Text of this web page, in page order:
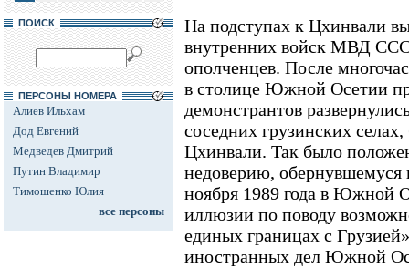
ПОИСК
ПЕРСОНЫ НОМЕРА
Алиев Ильхам
Дод Евгений
Медведев Дмитрий
Путин Владимир
Тимошенко Юлия
все персоны
На подступах к Цхинвали
внутренних войск МВД
ополченцев. После
в столице Южной Осетии
демонстрантов
соседних грузинских
Цхинвали. Так было
недоверию, обернувшемуся
ноября 1989 года в Южной
иллюзии по поводу
единых границах с
иностранных дел Южной